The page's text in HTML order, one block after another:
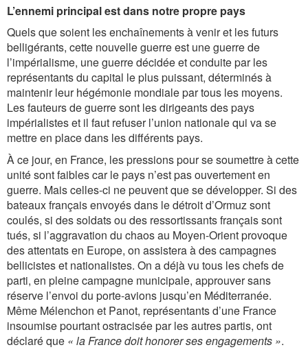
L’ennemi principal est dans notre propre pays
Quels que soient les enchaînements à venir et les futurs
belligérants, cette nouvelle guerre est une guerre de
l’impérialisme, une guerre décidée et conduite par les
représentants du capital le plus puissant, déterminés à
maintenir leur hégémonie mondiale par tous les moyens.
Les fauteurs de guerre sont les dirigeants des pays
impérialistes et il faut refuser l’union nationale qui va se
mettre en place dans les différents pays.
À ce jour, en France, les pressions pour se soumettre à cette
unité sont faibles car le pays n’est pas ouvertement en
guerre. Mais celles-ci ne peuvent que se développer. Si des
bateaux français envoyés dans le détroit d’Ormuz sont
coulés, si des soldats ou des ressortissants français sont
tués, si l’aggravation du chaos au Moyen-Orient provoque
des attentats en Europe, on assistera à des campagnes
bellicistes et nationalistes. On a déjà vu tous les chefs de
parti, en pleine campagne municipale, approuver sans
réserve l’envoi du porte-avions jusqu’en Méditerranée.
Même Mélenchon et Panot, représentants d’une France
insoumise pourtant ostracisée par les autres partis, ont
déclaré que « la France doit honorer ses engagements ».